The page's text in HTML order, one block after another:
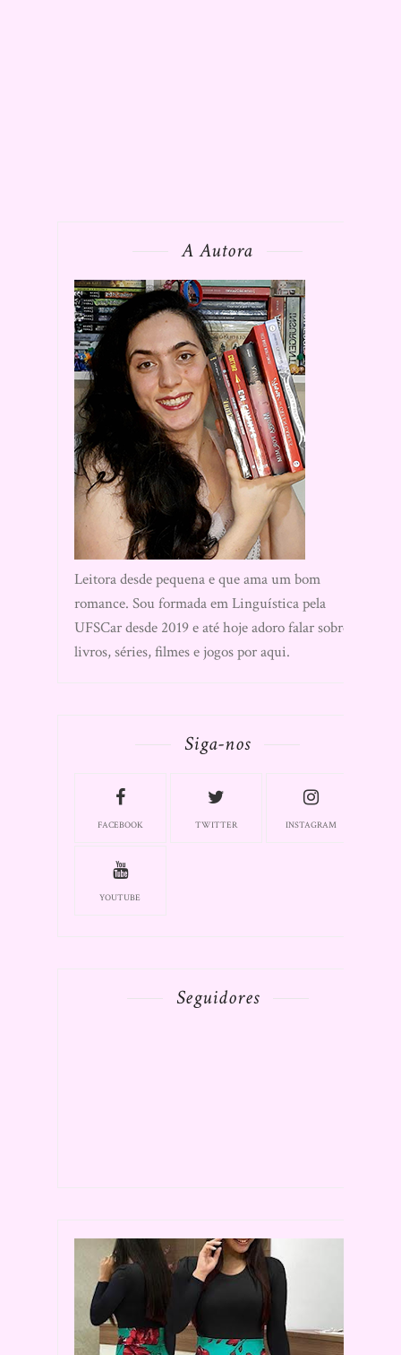
A Autora
Leitora desde pequena e que ama um bom
romance. Sou formada em Linguística pela
UFSCar desde 2019 e até hoje adoro falar sobre
livros, séries, filmes e jogos por aqui.
Siga-nos
FACEBOOK TWITTER INSTAGRAM
YOUTUBE
Seguidores